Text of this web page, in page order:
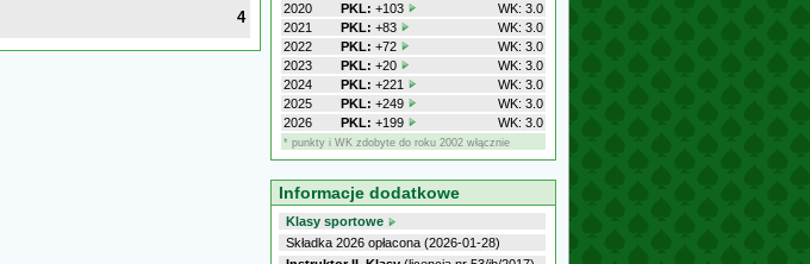
4
2020
PKL: +103
WK: 3.0
2021
PKL: +83
WK: 3.0
2022
PKL: +72
WK: 3.0
2023
PKL: +20
WK: 3.0
2024
PKL: +221
WK: 3.0
2025
PKL: +249
WK: 3.0
2026
PKL: +199 WK: 3.0
* punkty i WK zdobyte do roku 2002 włącznie
Informacje dodatkowe
Klasy sportowe
Składka 2026 opłacona (2026-01-28)